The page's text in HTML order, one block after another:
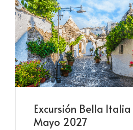
Excursión Bella Italia
Mayo 2027